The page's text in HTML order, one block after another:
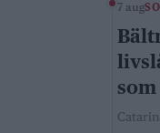
7 aug